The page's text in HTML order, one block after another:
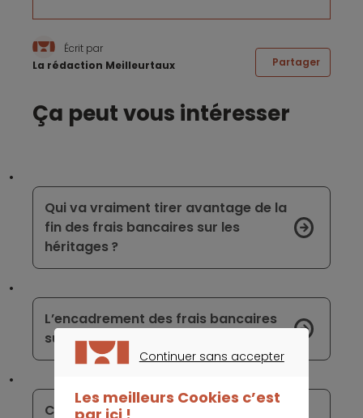
Écrit par
La rédaction Meilleurtaux
Partager
Ça peut vous intéresser
Qui va vraiment tirer avantage de la
fin des frais bancaires sur les
héritages ?
L’encadrement des frais bancaires
sur les successions évolue
Carte bancaire : ce que la disparition
Continuer sans accepter
Les meilleurs Cookies c’est
par ici !